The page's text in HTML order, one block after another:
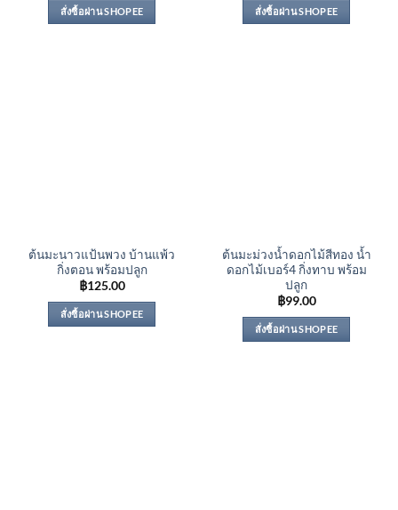
สั่งซื้อผ่าน SHOPEE สั่งซื้อผ่าน SHOPEE
ต้นมะนาวแป้นพวง บ้านแพ้ว
กิ่งตอน พร้อมปลูก
฿125.00
สั่งซื้อผ่าน SHOPEE
ต้นมะม่วงน้ำดอกไม้สีทอง น้ำ
ดอกไม้เบอร์4 กิ่งทาบ พร้อม
ปลูก
฿99.00
สั่งซื้อผ่าน SHOPEE